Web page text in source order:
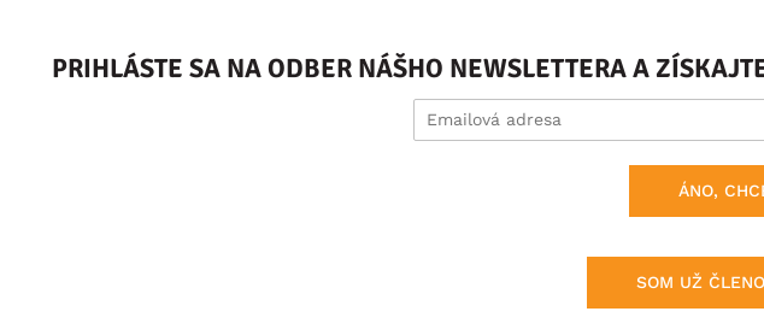
PRIHLÁSTE SA NA ODBER NÁŠHO NEWSLETTERA A
ÁNO,
SOM UŽ